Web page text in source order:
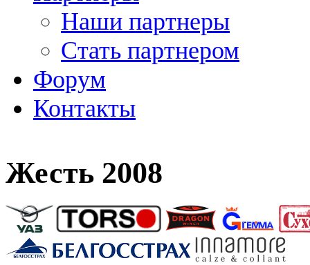
Наши партнеры
Стать партнером
Форум
Контакты
Жесть 2008